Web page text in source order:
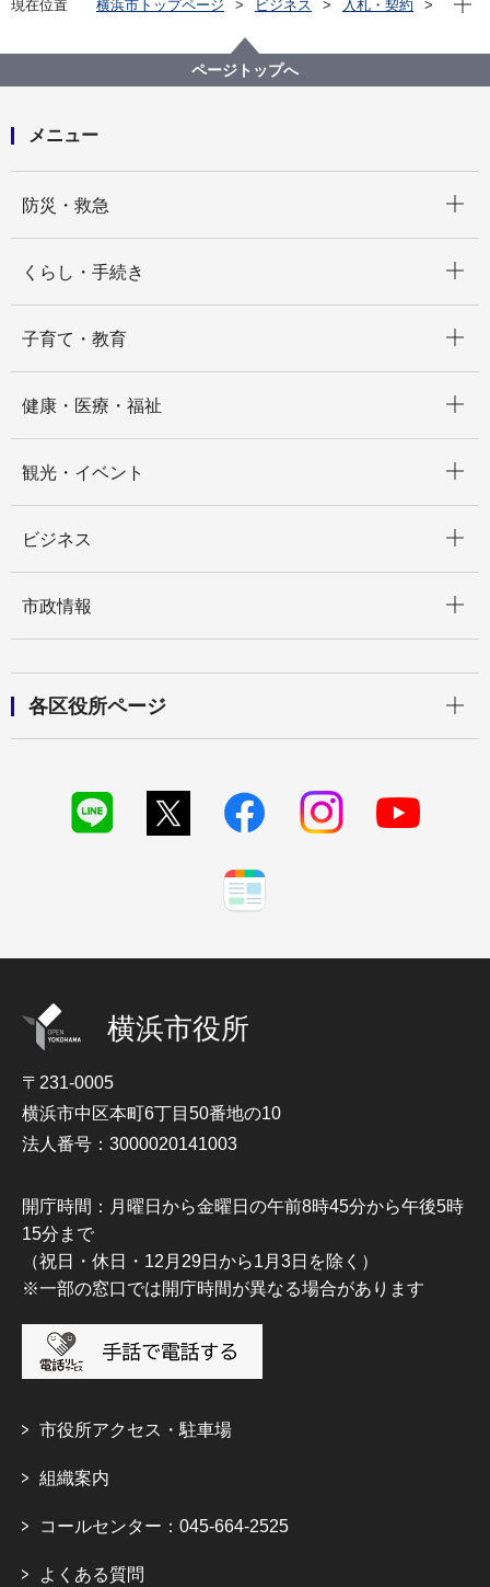
現在位置 横浜市トップページ ビジネス
入札・契約
【入札結果掲載】戸塚輸送事務所における燃やすごみ
運搬業務委託
ページトップへ
メニュー
防災・救急
くらし・手続き
子育て・教育
健康・医療・福祉
観光・イベント
ビジネス
市政情報
各区役所ページ
横浜市役所
〒231-0005
横浜市中区本町6丁目50番地の10
法人番号：3000020141003
開庁時間：月曜日から金曜日の午前8時45分から午後5時
15分まで
（祝日・休日・12月29日から1月3日を除く）
※一部の窓口では開庁時間が異なる場合があります
市役所アクセス・駐車場
組織案内
コールセンター：045-664-2525
よくある質問